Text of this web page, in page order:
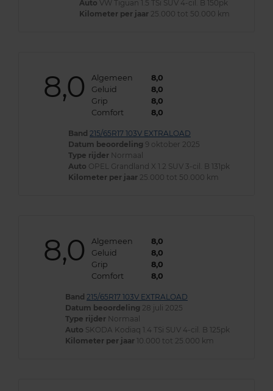
Auto VW Tiguan 1.5 TSi SUV 4-cil. B 150pk
Kilometer per jaar 25.000 tot 50.000 km
8,0 Algemeen
8,0
Geluid
8,0
Grip
8,0
Comfort
8,0
Band 215/65R17 103V EXTRALOAD
Datum beoordeling 9 oktober 2025
Type rijder Normaal
Auto OPEL Grandland X 1.2 SUV 3-cil. B 131pk
Kilometer per jaar 25.000 tot 50.000 km
8,0 Algemeen
8,0
Geluid
8,0
Grip
8,0
Comfort
8,0
Band 215/65R17 103V EXTRALOAD
Datum beoordeling 28 juli 2025
Type rijder Normaal
Auto SKODA Kodiaq 1.4 TSi SUV 4-cil. B 125pk
Kilometer per jaar 10.000 tot 25.000 km